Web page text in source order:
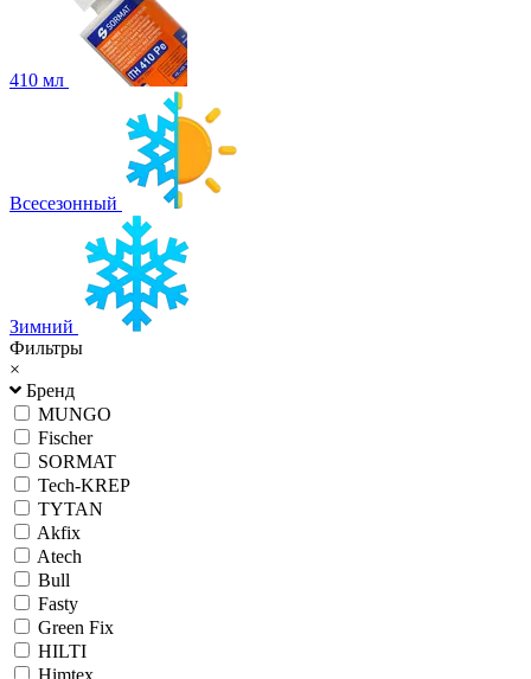
410 мл
Всесезонный
Зимний
Фильтры
×
Бренд
MUNGO
Fischer
SORMAT
Tech-KREP
TYTAN
Akfix
Atech
Bull
Fasty
Green Fix
HILTI
Himtex